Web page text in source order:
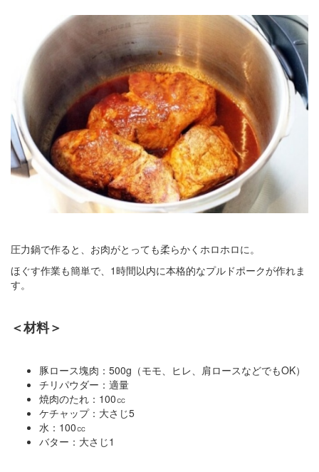
圧力鍋で作ると、お肉がとっても柔らかくホロホロに。
ほぐす作業も簡単で、1時間以内に本格的なプルドポークが作れま
す。
＜材料＞
豚ロース塊肉：500g（モモ、ヒレ、肩ロースなどでもOK）
チリパウダー：適量
焼肉のたれ：100㏄
ケチャップ：大さじ5
水：100㏄
バター：大さじ1